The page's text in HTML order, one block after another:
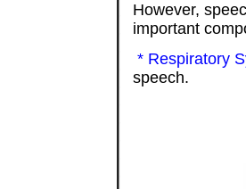
However,
important
* Respiratory
speech.